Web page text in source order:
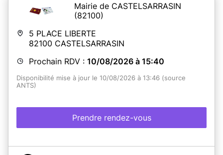
Mairie de CASTELSARRASIN
(82100)
5 PLACE LIBERTE
82100 CASTELSARRASIN
Prochain RDV : 10/08/2026 à 15:40
Disponibilité mise à jour le 10/08/2026 à 13:46 (source
ANTS)
Prendre rendez-vous